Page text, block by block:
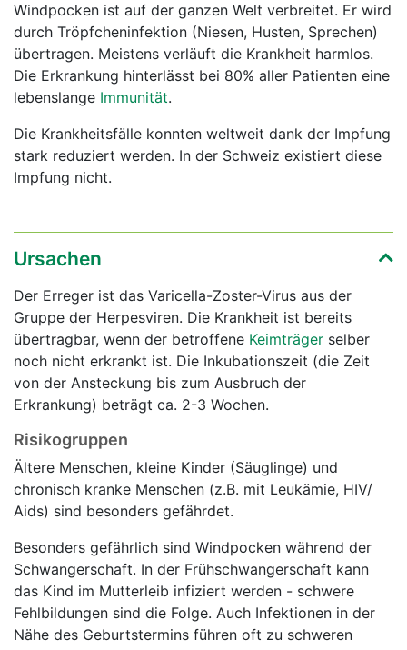
Windpocken ist auf der ganzen Welt verbreitet. Er wird
durch Tröpfcheninfektion (Niesen, Husten, Sprechen)
übertragen. Meistens verläuft die Krankheit harmlos.
Die Erkrankung hinterlässt bei 80% aller Patienten eine
lebenslange Immunität.
Die Krankheitsfälle konnten weltweit dank der Impfung
stark reduziert werden. In der Schweiz existiert diese
Impfung nicht.
Ursachen
Der Erreger ist das Varicella-Zoster-Virus aus der
Gruppe der Herpesviren. Die Krankheit ist bereits
übertragbar, wenn der betroffene Keimträger selber
noch nicht erkrankt ist. Die Inkubationszeit (die Zeit
von der Ansteckung bis zum Ausbruch der
Erkrankung) beträgt ca. 2-3 Wochen.
Risikogruppen
Ältere Menschen, kleine Kinder (Säuglinge) und
chronisch kranke Menschen (z.B. mit Leukämie, HIV/
Aids) sind besonders gefährdet.
Besonders gefährlich sind Windpocken während der
Schwangerschaft. In der Frühschwangerschaft kann
das Kind im Mutterleib infiziert werden - schwere
Fehlbildungen sind die Folge. Auch Infektionen in der
Nähe des Geburtstermins führen oft zu schweren